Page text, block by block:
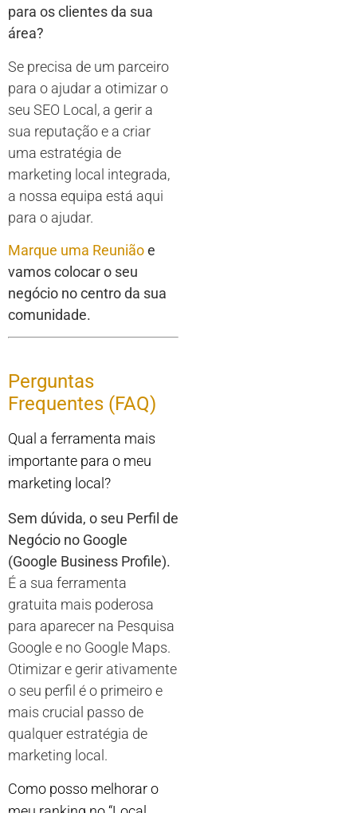
para os clientes da sua
área?
Se precisa de um parceiro
para o ajudar a otimizar o
seu SEO Local, a gerir a
sua reputação e a criar
uma estratégia de
marketing local integrada,
a nossa equipa está aqui
para o ajudar.
Marque uma Reuniãoe
vamos colocar o seu
negócio no centro da sua
comunidade.
Perguntas
Frequentes (FAQ)
Qual a ferramenta mais
importante para o meu
marketing local?
Sem dúvida, o seu Perfil de
Negócio no Google
(Google Business Profile).
É a sua ferramenta
gratuita mais poderosa
para aparecer na Pesquisa
Google e no Google Maps.
Otimizar e gerir ativamente
o seu perfil é o primeiro e
mais crucial passo de
qualquer estratégia de
marketing local.
Como posso melhorar o